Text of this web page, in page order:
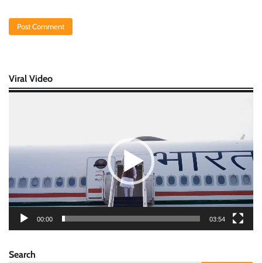
Viral Video
00:00 03:54
Search